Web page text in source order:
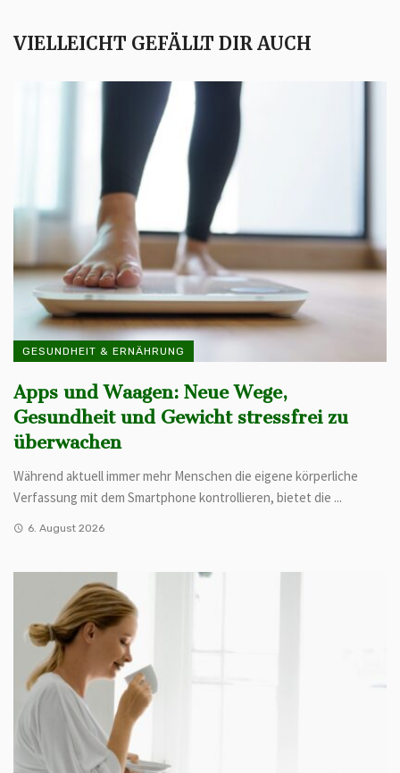
VIELLEICHT GEFÄLLT DIR AUCH
GESUNDHEIT & ERNÄHRUNG
Apps und Waagen: Neue Wege,
Gesundheit und Gewicht stressfrei zu
überwachen
Während aktuell immer mehr Menschen die eigene körperliche
Verfassung mit dem Smartphone kontrollieren, bietet die ...
6. August 2026